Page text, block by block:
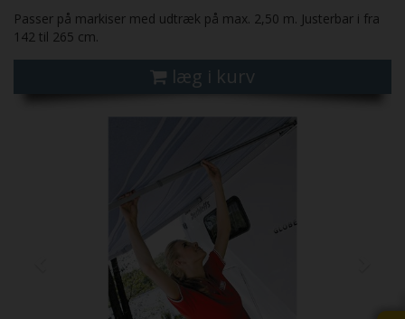
Passer på markiser med udtræk på max. 2,50 m. Justerbar i fra
142 til 265 cm.
læg i kurv